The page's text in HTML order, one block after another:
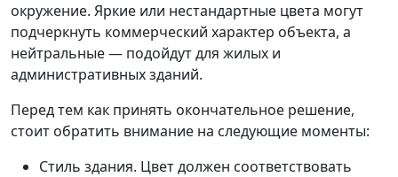
окружение. Яркие или нестандартные цвета могут
подчеркнуть коммерческий характер объекта, а
нейтральные — подойдут для жилых и
административных зданий.
Перед тем как принять окончательное решение,
стоит обратить внимание на следующие моменты:
Стиль здания. Цвет должен соответствовать